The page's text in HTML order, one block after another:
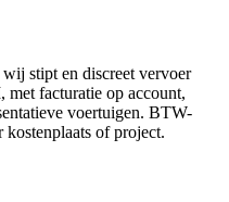
stipt en discreet vervoer
facturatie op account,
voertuigen. BTW-
of project.